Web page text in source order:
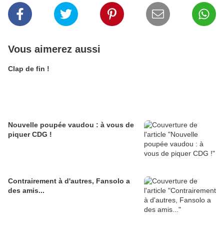
Vous aimerez aussi
Clap de fin !
Nouvelle poupée vaudou : à vous de
piquer CDG !
Contrairement à d'autres, Fansolo a
des amis...